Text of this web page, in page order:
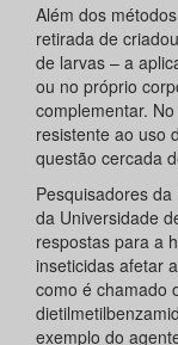
Além dos
retirada de
de larvas – a
ou no próprio
complementar.
resistente ao uso
questão cercada
Pesquisadores
da Universidade
respostas para a
inseticidas afetar
como é chamado
exemplo do